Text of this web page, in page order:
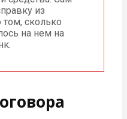
из
сколько
на нем на